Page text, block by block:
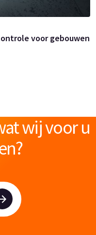
voor gebouwen
wij voor u